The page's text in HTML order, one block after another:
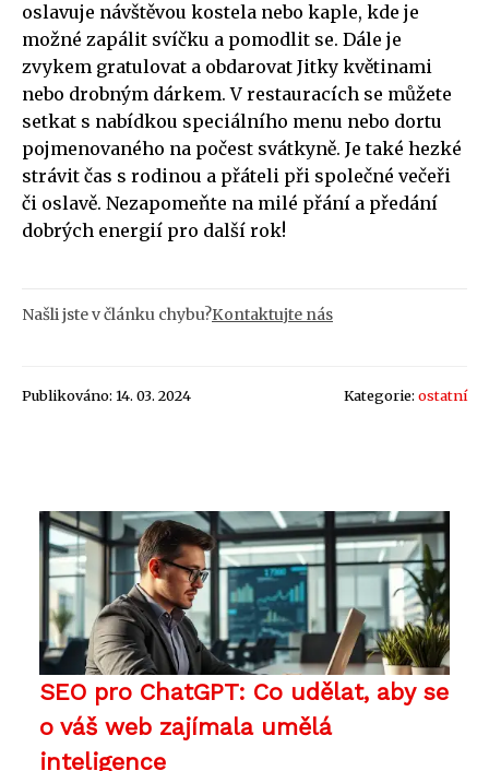
oslavuje návštěvou kostela nebo kaple, kde je
možné zapálit svíčku a pomodlit se. Dále je
zvykem gratulovat a obdarovat Jitky květinami
nebo drobným dárkem. V restauracích se můžete
setkat s nabídkou speciálního menu nebo dortu
pojmenovaného na počest svátkyně. Je také hezké
strávit čas s rodinou a přáteli při společné večeři
či oslavě. Nezapomeňte na milé přání a předání
dobrých energií pro další rok!
Našli jste v článku chybu?Kontaktujte nás
Publikováno: 14. 03. 2024 Kategorie: ostatní
SEO pro ChatGPT: Co udělat, aby se
o váš web zajímala umělá
inteligence